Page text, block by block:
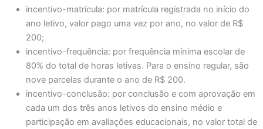
incentivo-matrícula: por matrícula registrada no início do
ano letivo, valor pago uma vez por ano, no valor de R$
200;
incentivo-frequência: por frequência mínima escolar de
80% do total de horas letivas. Para o ensino regular, são
nove parcelas durante o ano de R$ 200.
incentivo-conclusão: por conclusão e com aprovação em
cada um dos três anos letivos do ensino médio e
participação em avaliações educacionais, no valor total de